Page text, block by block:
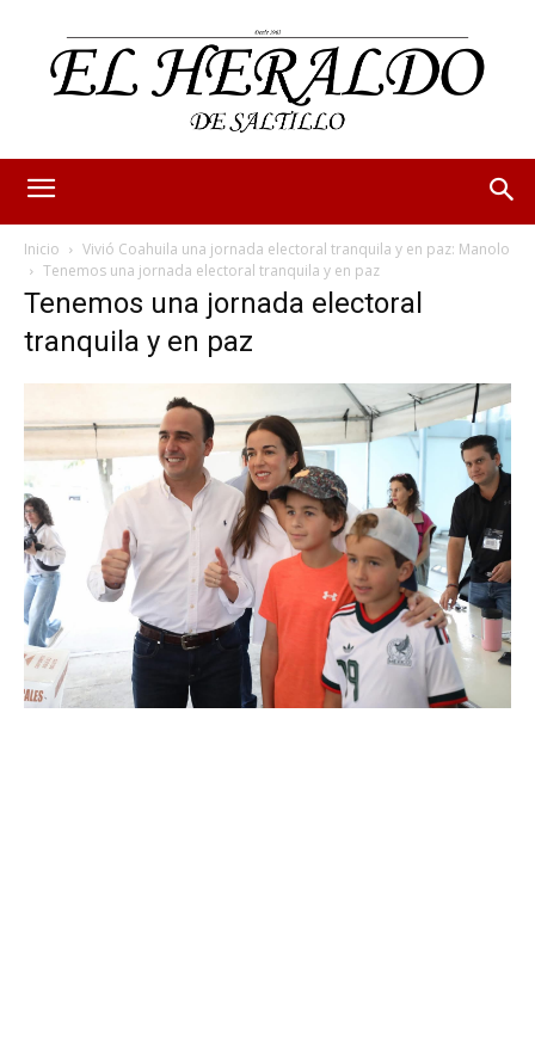
Inicio
Vivió Coahuila una jornada electoral tranquila y en paz: Manolo
Tenemos una jornada electoral tranquila y en paz
Tenemos una jornada electoral
tranquila y en paz